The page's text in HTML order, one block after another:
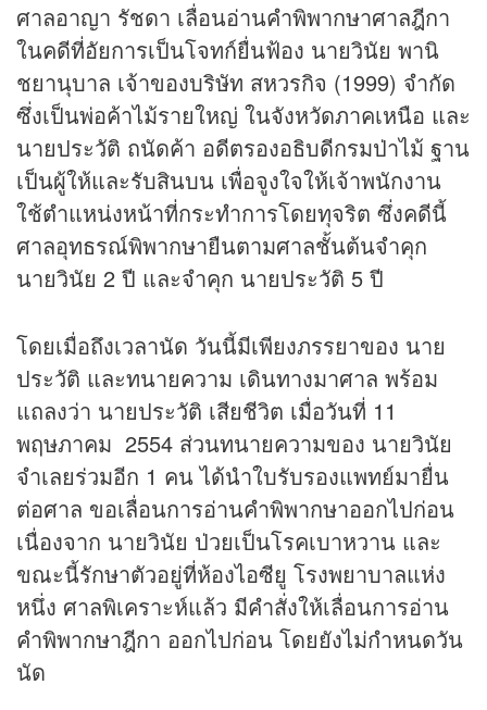
ศาลอาญา รัชดา เลื่อนอ่านคำพิพากษาศาลฎีกา
ในคดีที่อัยการเป็นโจทก์ยื่นฟ้อง นายวินัย พานิ
ชยานุบาล เจ้าของบริษัท สหวรกิจ (1999) จำกัด
ซึ่งเป็นพ่อค้าไม้รายใหญ่ ในจังหวัดภาคเหนือ และ
นายประวัติ ถนัดค้า อดีตรองอธิบดีกรมป่าไม้ ฐาน
เป็นผู้ให้และรับสินบน เพื่อจูงใจให้เจ้าพนักงาน
ใช้ตำแหน่งหน้าที่กระทำการโดยทุจริต ซึ่งคดีนี้
ศาลอุทธรณ์พิพากษายืนตามศาลชั้นต้นจำคุก
นายวินัย 2 ปี และจำคุก นายประวัติ 5 ปี
โดยเมื่อถึงเวลานัด วันนี้มีเพียงภรรยาของ นาย
ประวัติ และทนายความ เดินทางมาศาล พร้อม
แถลงว่า นายประวัติ เสียชีวิต เมื่อวันที่ 11
พฤษภาคม 2554 ส่วนทนายความของ นายวินัย
จำเลยร่วมอีก 1 คน ได้นำใบรับรองแพทย์มายื่น
ต่อศาล ขอเลื่อนการอ่านคำพิพากษาออกไปก่อน
เนื่องจาก นายวินัย ป่วยเป็นโรคเบาหวาน และ
ขณะนี้รักษาตัวอยู่ที่ห้องไอซียู โรงพยาบาลแห่ง
หนึ่ง ศาลพิเคราะห์แล้ว มีคำสั่งให้เลื่อนการอ่าน
คำพิพากษาฎีกา ออกไปก่อน โดยยังไม่กำหนดวัน
นัด